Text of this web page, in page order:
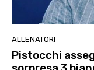
ALLENATORI
Pistocchi